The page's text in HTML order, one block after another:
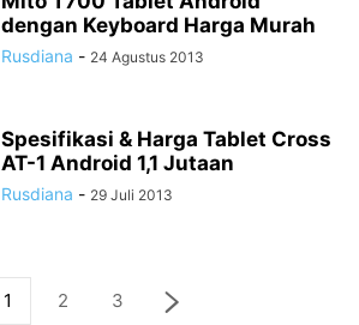
dengan Keyboard Harga Murah
Rusdiana - 24 Agustus 2013
Spesifikasi & Harga Tablet Cross
AT-1 Android 1,1 Jutaan
Rusdiana - 29 Juli 2013
1 2 3